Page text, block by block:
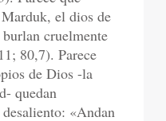
el dios de
cruelmente
80,7). Parece
de Dios -la
quedan
«Andan